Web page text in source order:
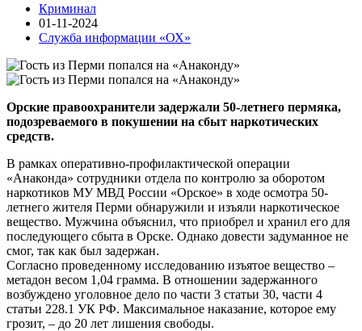
Криминал
01-11-2024
Служба информации «ОХ»
Орские правоохранители задержали 50-летнего пермяка,
подозреваемого в покушении на сбыт наркотических
средств.
В рамках оперативно-профилактической операции
«Анаконда» сотрудники отдела по контролю за оборотом
наркотиков МУ МВД России «Орское» в ходе осмотра 50-
летнего жителя Перми обнаружили и изъяли наркотическое
вещество. Мужчина объяснил, что приобрел и хранил его для
последующего сбыта в Орске. Однако довести задуманное не
смог, так как был задержан.
Согласно проведенному исследованию изъятое вещество –
метадон весом 1,04 грамма. В отношении задержанного
возбуждено уголовное дело по части 3 статьи 30, части 4
статьи 228.1 УК РФ. Максимальное наказание, которое ему
грозит, – до 20 лет лишения свободы.